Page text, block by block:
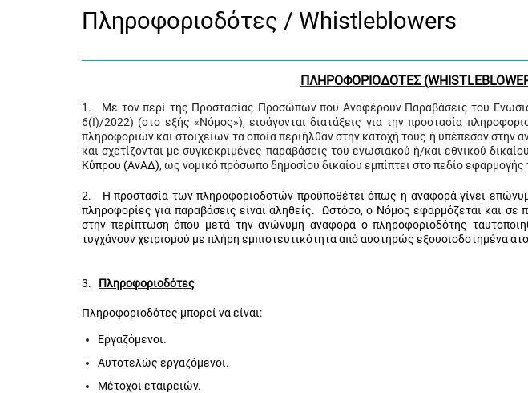
Πληροφοριοδότες / Whistleblowers
ΠΛΗΡΟΦΟΡΙΟΔΟΤΕΣ (WHISTLEBLOW
1. Με τον περί της Προστασίας Προσώπων που Αναφέρουν Παραβάσεις του
6(I)/2022) (στο εξής «Νόμος»), εισάγονται διατάξεις για την προστασία
πληροφοριών και στοιχείων τα οποία περιήλθαν στην κατοχή τους ή υπέπεσαν στην
και σχετίζονται με συγκεκριμένες παραβάσεις του ενωσιακού ή/και εθνικού
Κύπρου (ΑνΑΔ), ως νομικό πρόσωπο δημοσίου δικαίου εμπίπτει στο πεδίο
2. Η προστασία των πληροφοριοδοτών προϋποθέτει όπως η αναφορά γίνει
πληροφορίες για παραβάσεις είναι αληθείς. Ωστόσο, ο Νόμος εφαρμόζεται και
στην περίπτωση όπου μετά την ανώνυμη αναφορά ο πληροφοριοδότης
τυγχάνουν χειρισμού με πλήρη εμπιστευτικότητα από αυστηρώς εξουσιοδοτημένα
3. Πληροφοριοδότες
Πληροφοριοδότες μπορεί να είναι:
Εργαζόμενοι.
Αυτοτελώς εργαζόμενοι.
Μέτοχοι εταιρειών.